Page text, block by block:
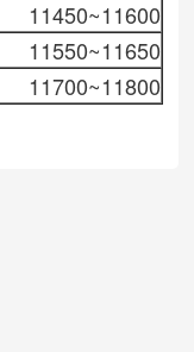
11450~11600
11550~11650
11700~11800